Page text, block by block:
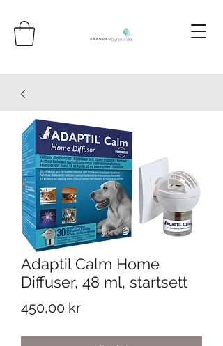
Adaptil Calm Home
Diffuser, 48 ml, startsett
450,00 krPris